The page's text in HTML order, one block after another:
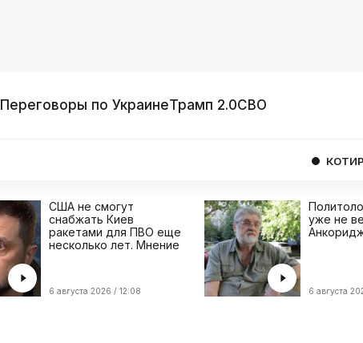
Переговоры по УкраинеТрамп 2.0СВО
КОТИРОВКИ
США не смогут
снабжать Киев
ракетами для ПВО еще
несколько лет. Мнение
6 августа 2026 / 12:08
уже не
6 августа